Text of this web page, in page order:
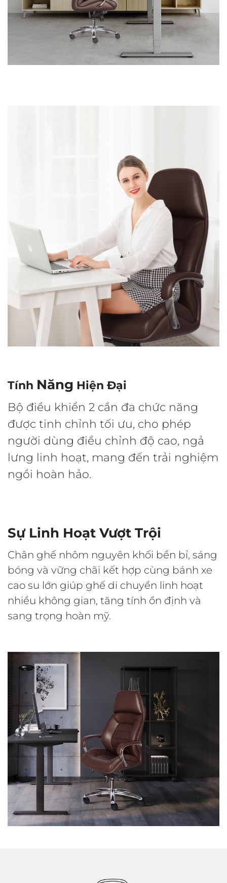
Tính Năng Hiện Đại
Bộ điều khiển 2 cần đa chức năng
được tinh chỉnh tối ưu, cho phép
người dùng điều chỉnh độ cao, ngả
lưng linh hoạt, mang đến trải nghiệm
ngồi hoàn hảo.
Sự Linh Hoạt Vượt Trội
Chân ghế nhôm nguyên khối bền bỉ, sáng
bóng và vững chãi kết hợp cùng bánh xe
cao su lớn giúp ghế di chuyển linh hoạt
nhiều không gian, tăng tính ổn định và
sang trọng hoàn mỹ.